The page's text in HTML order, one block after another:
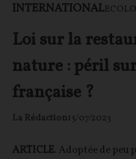
INTERNATIONAL
Loi sur la
nature : péril
française ?
La Rédaction15/07/2023
ARTICLE. Adoptée de peu